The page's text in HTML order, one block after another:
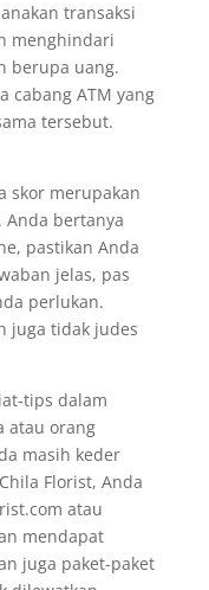
transaksi
menghindari
berupa uang.
cabang ATM yang
tersebut.
skor merupakan
Anda bertanya
pastikan Anda
jelas, pas
perlukan.
juga tidak judes
tips dalam
atau orang
masih keder
Florist, Anda
atau
mendapat
juga paket-paket